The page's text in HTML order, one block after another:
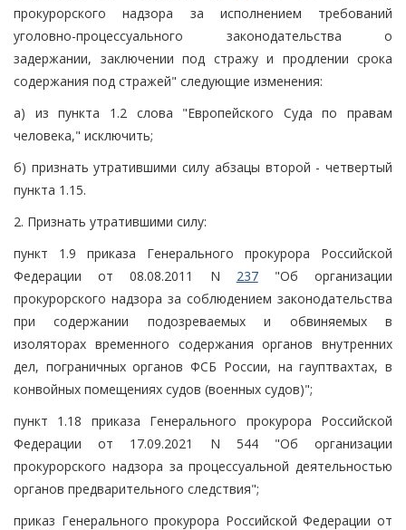
прокурорского надзора за исполнением требований
уголовно-процессуального законодательства о
задержании, заключении под стражу и продлении срока
содержания под стражей" следующие изменения:
а) из пункта 1.2 слова "Европейского Суда по правам
человека," исключить;
б) признать утратившими силу абзацы второй - четвертый
пункта 1.15.
2. Признать утратившими силу:
пункт 1.9 приказа Генерального прокурора Российской
Федерации от 08.08.2011 N 237"Об организации
прокурорского надзора за соблюдением законодательства
при содержании подозреваемых и обвиняемых в
изоляторах временного содержания органов внутренних
дел, пограничных органов ФСБ России, на гауптвахтах, в
конвойных помещениях судов (военных судов)";
пункт 1.18 приказа Генерального прокурора Российской
Федерации от 17.09.2021 N 544 "Об организации
прокурорского надзора за процессуальной деятельностью
органов предварительного следствия";
приказ Генерального прокурора Российской Федерации от